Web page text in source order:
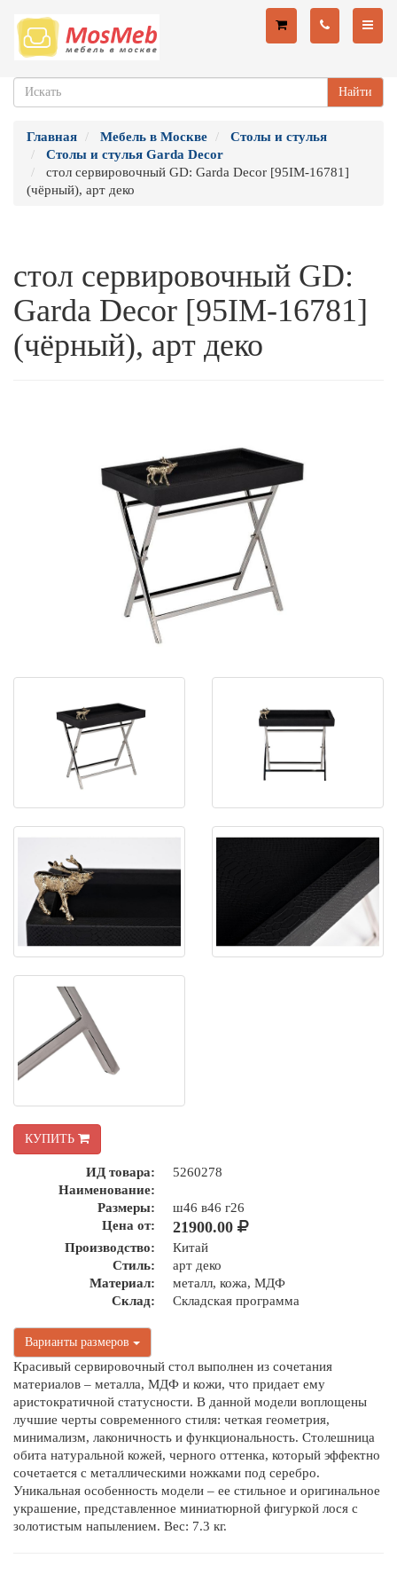
Найти
Главная Мебель в Москве
Столы и стулья
Столы и стулья Garda Decor
стол сервировочный GD: Garda Decor [95IM-16781]
(чёрный), арт деко
стол сервировочный GD:
Garda Decor [95IM-16781]
(чёрный), арт деко
КУПИТЬ
ИД товара:
5260278
Наименование:
Размеры:
ш46 в46 г26
Цена от:
21900.00
Производство:
Китай
Стиль:
арт деко
Материал:
металл, кожа, МДФ
Склад:
Складская программа
Варианты размеров
Красивый сервировочный стол выполнен из сочетания
материалов – металла, МДФ и кожи, что придает ему
аристократичной статусности. В данной модели воплощены
лучшие черты современного стиля: четкая геометрия,
минимализм, лаконичность и функциональность. Столешница
обита натуральной кожей, черного оттенка, который эффектно
сочетается с металлическими ножками под серебро.
Уникальная особенность модели – ее стильное и оригинальное
украшение, представленное миниатюрной фигуркой лося с
золотистым напылением. Вес: 7.3 кг.